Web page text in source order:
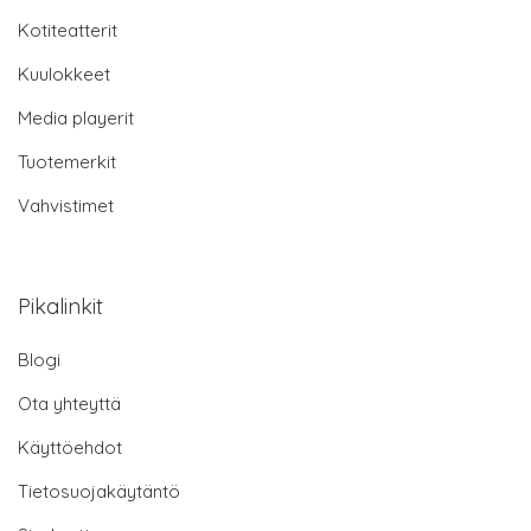
Kotiteatterit
Kuulokkeet
Media playerit
Tuotemerkit
Vahvistimet
Pikalinkit
Blogi
Ota yhteyttä
Käyttöehdot
Tietosuojakäytäntö